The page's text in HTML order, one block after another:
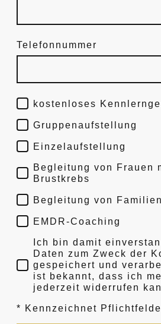
Telefonnummer
kostenloses
Gruppenaufstellung
Einzelaufstellung
Begleitung von Frauen
Brustkrebs
Begleitung von
EMDR-Coaching
Ich bin damit
Daten zum Zweck der
gespeichert und
ist bekannt, dass ich
jederzeit widerrufen
* Kennzeichnet